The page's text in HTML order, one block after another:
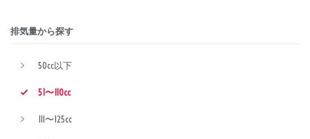
排気量から探す
50cc以下
51〜110cc
111〜125cc